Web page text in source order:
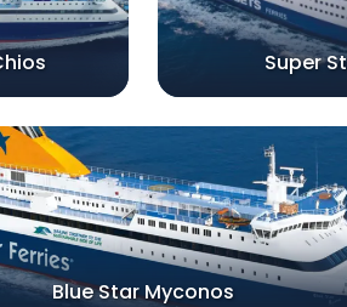
Super
Blue Star Myconos